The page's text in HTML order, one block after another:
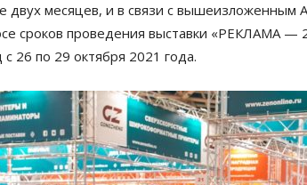
двух месяцев, и в связи с
сроков проведения выставки «РЕКЛАМА —
26 по 29 октября 2021 года.